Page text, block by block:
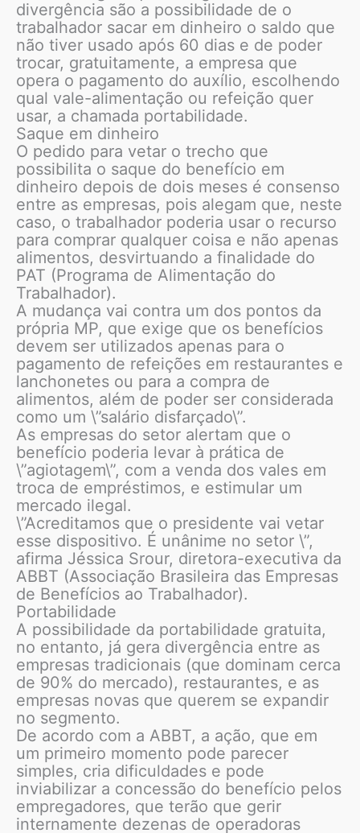
divergência são a possibilidade de o
trabalhador sacar em dinheiro o saldo que
não tiver usado após 60 dias e de poder
trocar, gratuitamente, a empresa que
opera o pagamento do auxílio, escolhendo
qual vale-alimentação ou refeição quer
usar, a chamada portabilidade.
Saque em dinheiro
O pedido para vetar o trecho que
possibilita o saque do benefício em
dinheiro depois de dois meses é consenso
entre as empresas, pois alegam que, neste
caso, o trabalhador poderia usar o recurso
para comprar qualquer coisa e não apenas
alimentos, desvirtuando a finalidade do
PAT (Programa de Alimentação do
Trabalhador).
A mudança vai contra um dos pontos da
própria MP, que exige que os benefícios
devem ser utilizados apenas para o
pagamento de refeições em restaurantes e
lanchonetes ou para a compra de
alimentos, além de poder ser considerada
como um \”salário disfarçado\”.
As empresas do setor alertam que o
benefício poderia levar à prática de
\”agiotagem\”, com a venda dos vales em
troca de empréstimos, e estimular um
mercado ilegal.
\”Acreditamos que o presidente vai vetar
esse dispositivo. É unânime no setor \”,
afirma Jéssica Srour, diretora-executiva da
ABBT (Associação Brasileira das Empresas
de Benefícios ao Trabalhador).
Portabilidade
A possibilidade da portabilidade gratuita,
no entanto, já gera divergência entre as
empresas tradicionais (que dominam cerca
de 90% do mercado), restaurantes, e as
empresas novas que querem se expandir
no segmento.
De acordo com a ABBT, a ação, que em
um primeiro momento pode parecer
simples, cria dificuldades e pode
inviabilizar a concessão do benefício pelos
empregadores, que terão que gerir
internamente dezenas de operadoras